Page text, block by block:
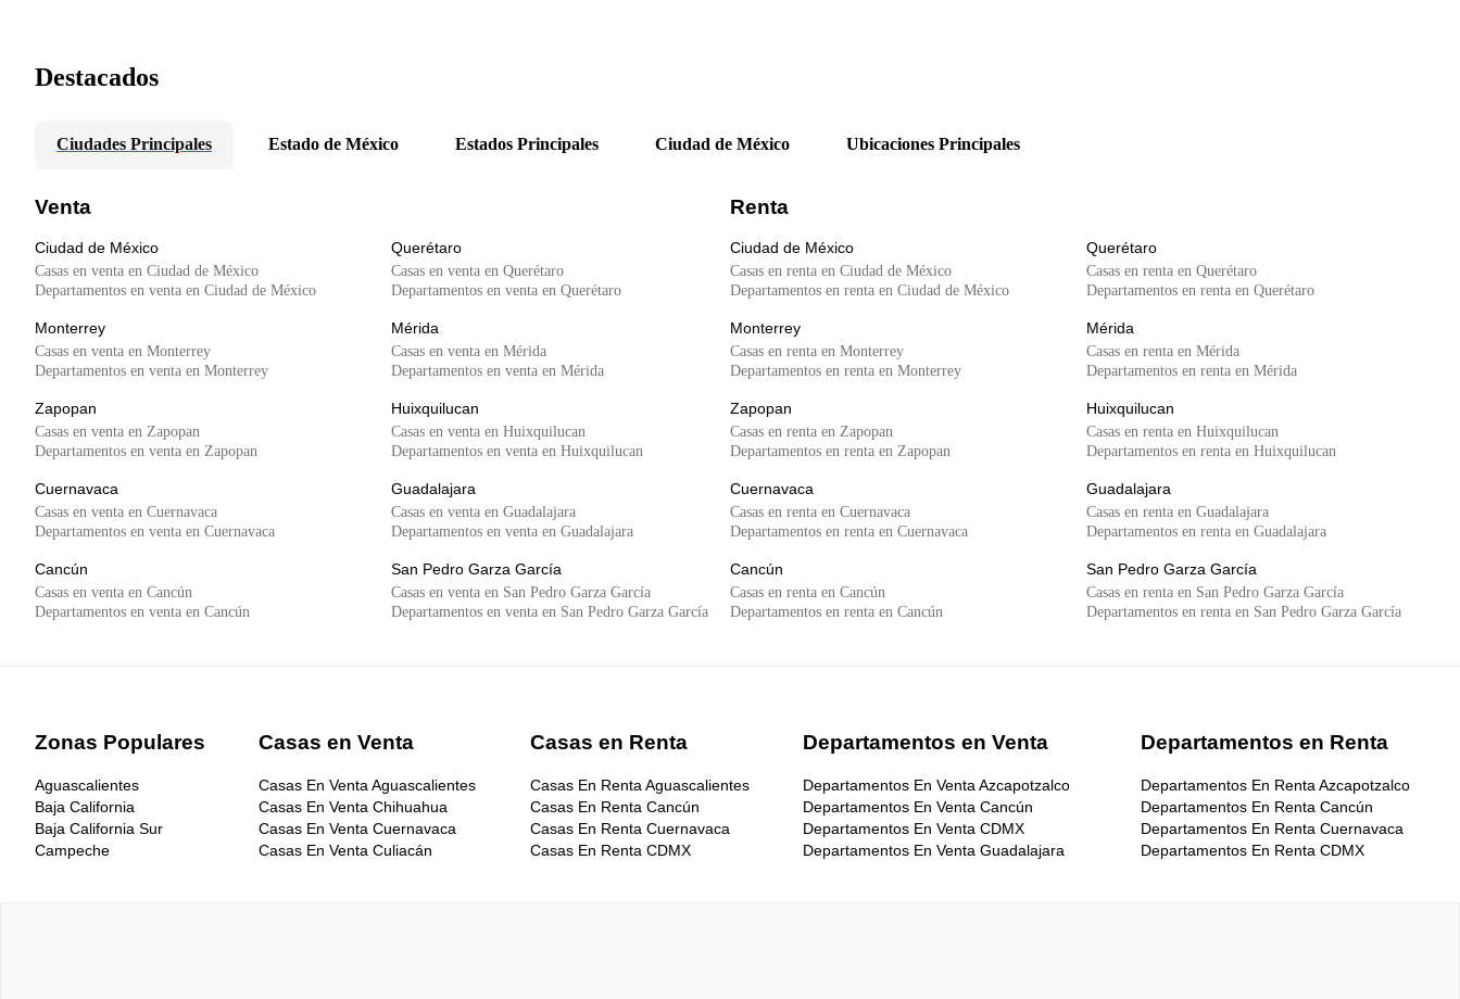
Destacados
Ciudades Principales Estado de México Estados Principales Ciudad de México Ubicaciones Principales
Venta
Ciudad de México
Casas en venta en Ciudad de México
Departamentos en venta en Ciudad de México
Querétaro
Casas en venta en Querétaro
Departamentos en venta en Querétaro
Monterrey
Casas en venta en Monterrey
Departamentos en venta en Monterrey
Mérida
Casas en venta en Mérida
Departamentos en venta en Mérida
Zapopan
Casas en venta en Zapopan
Departamentos en venta en Zapopan
Huixquilucan
Casas en venta en Huixquilucan
Departamentos en venta en Huixquilucan
Cuernavaca
Casas en venta en Cuernavaca
Departamentos en venta en Cuernavaca
Guadalajara
Casas en venta en Guadalajara
Departamentos en venta en Guadalajara
Cancún
Casas en venta en Cancún
Departamentos en venta en Cancún
San Pedro Garza García
Casas en venta en San Pedro Garza García
Departamentos en venta en San Pedro Garza García
Renta
Ciudad de México
Casas en renta en Ciudad de México
Departamentos en renta en Ciudad de México
Querétaro
Casas en renta en Querétaro
Departamentos en renta en Querétaro
Monterrey
Casas en renta en Monterrey
Departamentos en renta en Monterrey
Mérida
Casas en renta en Mérida
Departamentos en renta en Mérida
Zapopan
Casas en renta en Zapopan
Departamentos en renta en Zapopan
Huixquilucan
Casas en renta en Huixquilucan
Departamentos en renta en Huixquilucan
Cuernavaca
Casas en renta en Cuernavaca
Departamentos en renta en Cuernavaca
Guadalajara
Casas en renta en Guadalajara
Departamentos en renta en Guadalajara
Cancún
Casas en renta en Cancún
Departamentos en renta en Cancún
San Pedro Garza García
Casas en renta en San Pedro Garza García
Departamentos en renta en San Pedro Garza García
Zonas Populares
Aguascalientes
Baja California
Baja California Sur
Campeche
Casas en Venta
Casas En Venta Aguascalientes
Casas En Venta Chihuahua
Casas En Venta Cuernavaca
Casas En Venta Culiacán
Casas en Renta
Casas En Renta Aguascalientes
Casas En Renta Cancún
Casas En Renta Cuernavaca
Casas En Renta CDMX
Departamentos en Venta
Departamentos En Venta Azcapotzalco
Departamentos En Venta Cancún
Departamentos En Venta CDMX
Departamentos En Venta Guadalajara
Departamentos en Renta
Departamentos En Renta Azcapotzalco
Departamentos En Renta Cancún
Departamentos En Renta Cuernavaca
Departamentos En Renta CDMX